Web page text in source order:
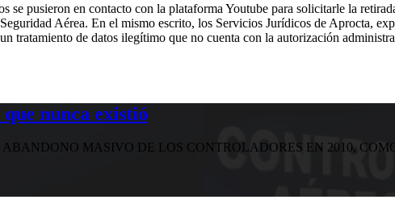
pusieron en contacto con la plataforma Youtube para solicitarle la
Aérea. En el mismo escrito, los Servicios Jurídicos de Aprocta,
tratamiento de datos ilegítimo que no cuenta con la autorización
nunca existió
MASIVO DE LOS CONTROLADORES EN 2010,